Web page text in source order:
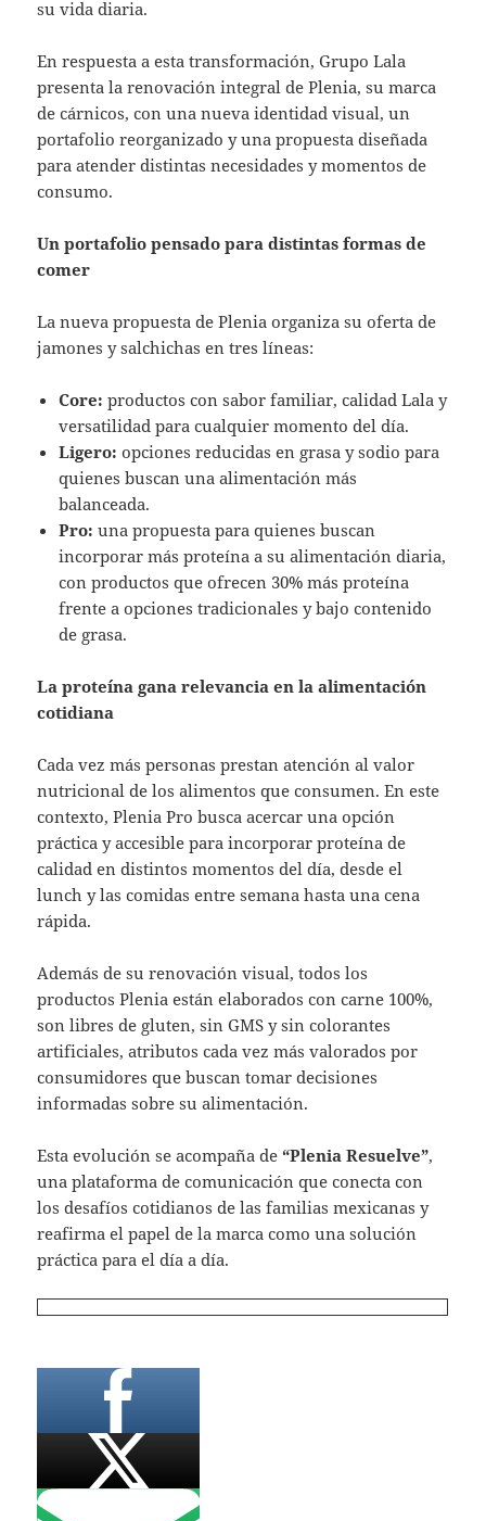
su vida diaria.
En respuesta a esta transformación, Grupo Lala
presenta la renovación integral de Plenia, su marca
de cárnicos, con una nueva identidad visual, un
portafolio reorganizado y una propuesta diseñada
para atender distintas necesidades y momentos de
consumo.
Un portafolio pensado para distintas formas de
comer
La nueva propuesta de Plenia organiza su oferta de
jamones y salchichas en tres líneas:
Core:productos con sabor familiar, calidad Lala y
versatilidad para cualquier momento del día.
Ligero:opciones reducidas en grasa y sodio para
quienes buscan una alimentación más
balanceada.
Pro: una propuesta para quienes buscan
incorporar más proteína a su alimentación diaria,
con productos que ofrecen 30% más proteína
frente a opciones tradicionales y bajo contenido
de grasa.
La proteína gana relevancia en la alimentación
cotidiana
Cada vez más personas prestan atención al valor
nutricional de los alimentos que consumen. En este
contexto, Plenia Pro busca acercar una opción
práctica y accesible para incorporar proteína de
calidad en distintos momentos del día, desde el
lunch y las comidas entre semana hasta una cena
rápida.
Además de su renovación visual, todos los
productos Plenia están elaborados con carne 100%,
son libres de gluten, sin GMS y sin colorantes
artificiales, atributos cada vez más valorados por
consumidores que buscan tomar decisiones
informadas sobre su alimentación.
Esta evolución se acompaña de“Plenia Resuelve”,
una plataforma de comunicación que conecta con
los desafíos cotidianos de las familias mexicanas y
reafirma el papel de la marca como una solución
práctica para el día a día.